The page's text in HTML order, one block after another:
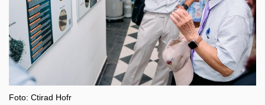
Foto: Ctirad Hofr